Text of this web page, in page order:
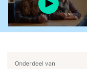
Onderdeel van